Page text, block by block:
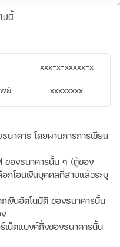
ปนี้
ย์ xxxxxxxx
xxx-x-xxxxx-x
นาคาร โดยผ่านการการเขียน
ของธนาคารนั้น ๆ (ตู้ของ
กโอนเงินบุคคลที่สามแล้วระบุ
เงินอัตโนมัติ ของธนาคารนั้น
เน็ตแบงค์กิ้งของธนาคารนั้น